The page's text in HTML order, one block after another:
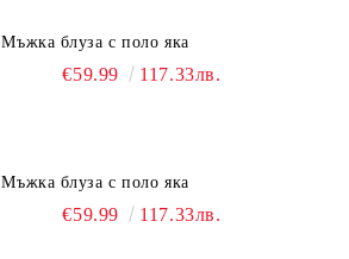
Мъжка блуза с поло яка
€59.99 117.33лв.
Мъжка блуза с поло яка
€59.99 117.33лв.